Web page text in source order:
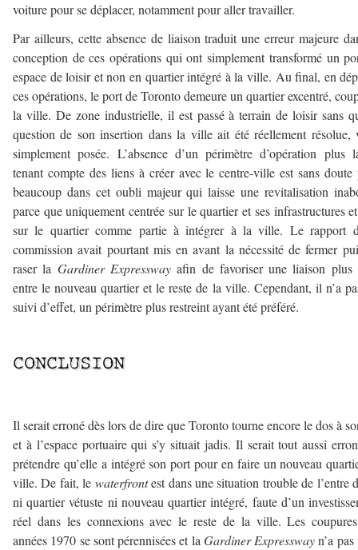
voiture pour se déplacer, notamment pour aller travailler.
Par ailleurs, cette absence de liaison traduit une erreur majeure
conception de ces opérations qui ont simplement transformé un
espace de loisir et non en quartier intégré à la ville. Au final, en
ces opérations, le port de Toronto demeure un quartier excentré,
la ville. De zone industrielle, il est passé à terrain de loisir sans
question de son insertion dans la ville ait été réellement résolue,
simplement posée. L’absence d’un périmètre d’opération plus
tenant compte des liens à créer avec le centre-ville est sans doute
beaucoup dans cet oubli majeur qui laisse une revitalisation
parce que uniquement centrée sur le quartier et ses infrastructures
sur le quartier comme partie à intégrer à la ville. Le rapport
commission avait pourtant mis en avant la nécessité de fermer
raser la Gardiner Expresswayafin de favoriser une liaison plus
entre le nouveau quartier et le reste de la ville. Cependant, il n’a
suivi d’effet, un périmètre plus restreint ayant été préféré.
CONCLUSION
Il serait erroné dès lors de dire que Toronto tourne encore le dos à
et à l’espace portuaire qui s’y situait jadis. Il serait tout aussi
prétendre qu’elle a intégré son port pour en faire un nouveau
ville. De fait, le waterfrontest dans une situation trouble de l’entre
ni quartier vétuste ni nouveau quartier intégré, faute d’un
réel dans les connexions avec le reste de la ville. Les
années 1970 se sont pérennisées et la Gardiner Expresswayn’a